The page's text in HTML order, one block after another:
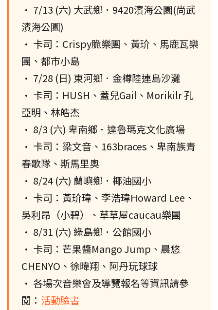
• 7/13 (六) 大武鄉．9420濱海公園(尚武
濱海公園)
• 卡司：Crispy脆樂團、黃玠、馬鹿瓦樂
團、都市小島
• 7/28 (日) 東河鄉．金樽陸連島沙灘
• 卡司：HUSH、蓋兒Gail、Morikilr 孔
亞明、林皓杰
• 8/3 (六) 卑南鄉．達魯瑪克文化廣場
• 卡司：梁文音、163braces、卑南族青
春歌隊、斯馬里奧
• 8/24 (六) 蘭嶼鄉．椰油國小
• 卡司：黃玠瑋、李浩瑋Howard Lee、
吳利昂（小碧）、草草屋caucau樂團
• 8/31 (六) 綠島鄉．公館國小
• 卡司：芒果醬Mango Jump、晨悠
CHENYO、徐暐翔、阿丹玩球球
• 各場次音樂會及導覽報名等資訊請參
閱： 活動臉書